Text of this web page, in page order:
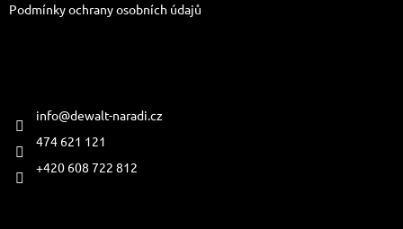
Podmínky ochrany osobních údajů
info@dewalt-naradi.cz
474 621 121
+420 608 722 812